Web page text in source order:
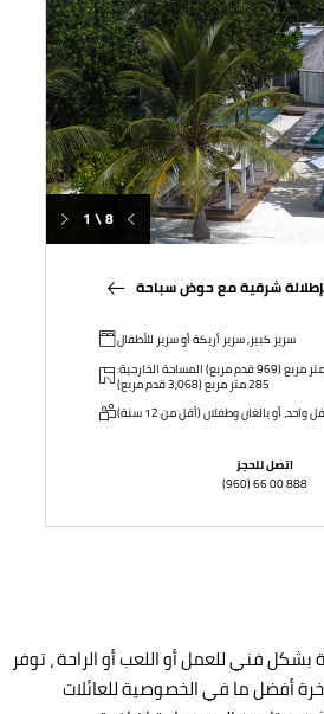
1 \ 8
شرقية مع حوض سباحة
سرير كبير, سرير أريكة أو سرير للأطفال
المساحة الداخلية: 90 متر مربع (969 قدم مربع) المساحة الخارجية:
285 متر مربع (3,068 قدم مربع)
أو بالغان وطفلان (أقل من 12 سنة)
اتصل للحجز
(960) 66 00 888
فني للعمل أو اللعب أو الراحة ، توفر
أفضل ما في الخصوصية للعائلات